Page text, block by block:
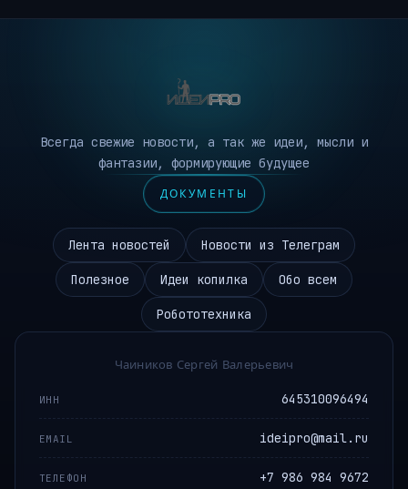
Всегда свежие новости, а так же идеи, мысли и
фантазии, формирующие будущее
ДОКУМЕНТЫ
Лента новостей Новости из Телеграм
Полезное Идеи копилка Обо всем
Робототехника
Чаиников Сергей Валерьевич
ИНН 645310096494
EMAIL ideipro@mail.ru
ТЕЛЕФОН +7 986 984 9672